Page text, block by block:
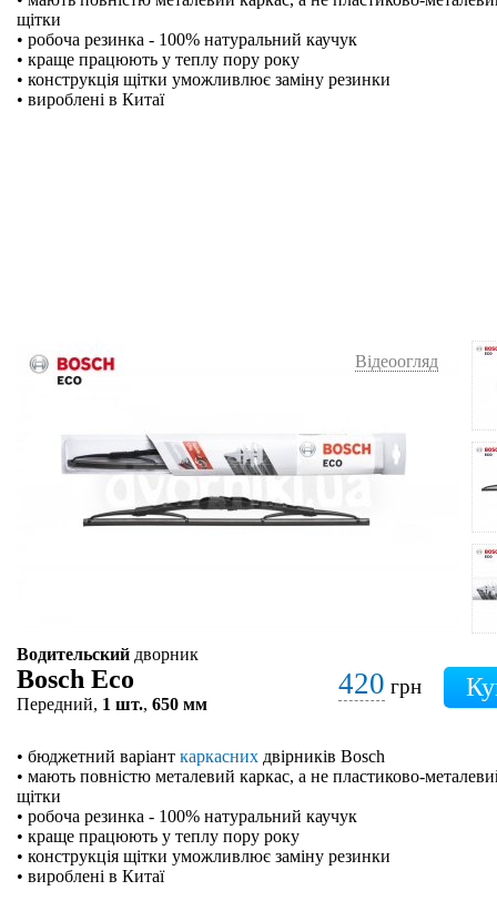
щітки
• робоча резинка - 100% натуральний каучук
• краще працюють у теплу пору року
• конструкція щітки уможливлює заміну резинки
• вироблені в Китаї
Відеоогляд
Водительский дворник
Bosch Eco
Передний, 1 шт., 650 мм
420 грн
• бюджетний варіант каркасних двірників Bosch
• мають повністю металевий каркас, а не пластиково-
щітки
• робоча резинка - 100% натуральний каучук
• краще працюють у теплу пору року
• конструкція щітки уможливлює заміну резинки
• вироблені в Китаї